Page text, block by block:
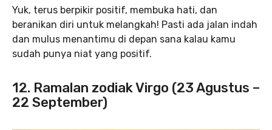
Yuk, terus berpikir positif, membuka hati, dan
beranikan diri untuk melangkah! Pasti ada jalan indah
dan mulus menantimu di depan sana kalau kamu
sudah punya niat yang positif.
12. Ramalan zodiak Virgo (23 Agustus –
22 September)